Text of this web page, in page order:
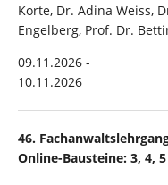
Korte, Dr. Adina Weiss,
Engelberg, Prof. Dr.
09.11.2026 -
10.11.2026
46.
Online-Bausteine: 3, 4,